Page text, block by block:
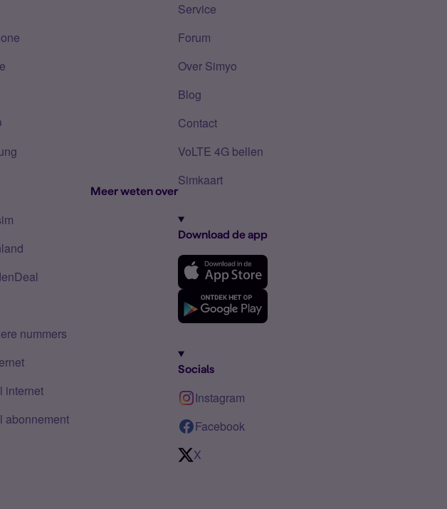
Meer weten over
nummers
internet
abonnement
Service
Forum
Over Simyo
Blog
Contact
VoLTE 4G bellen
Simkaart
Download de app
Socials
Instagram
Facebook
X